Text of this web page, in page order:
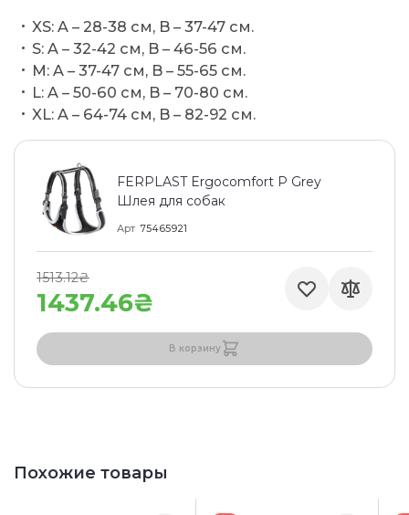
XS: A – 28-38 см, B – 37-47 см.
S: A – 32-42 см, B – 46-56 см.
M: A – 37-47 см, B – 55-65 см.
L: A – 50-60 см, B – 70-80 см.
XL: A – 64-74 см, B – 82-92 см.
FERPLAST Ergocomfort P Grey
Шлея для собак
Арт 75465921
1437.46₴
1513.12₴
В корзину
Похожие товары